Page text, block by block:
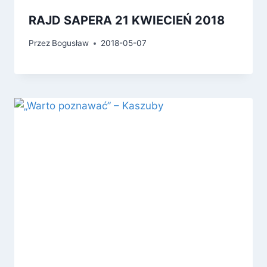
RAJD SAPERA 21 KWIECIEŃ 2018
Przez Bogusław 2018-05-07